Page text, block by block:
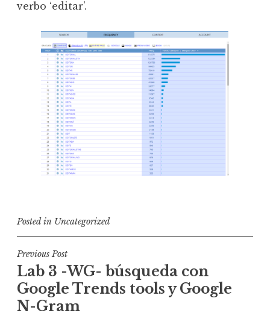
verbo ‘editar’.
Posted in Uncategorized
P
o
s
t
Previous Post
Lab 3 -WG- búsqueda con
Google Trends tools y Google
N-Gram